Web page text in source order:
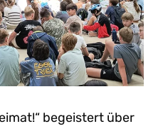
begeistert über